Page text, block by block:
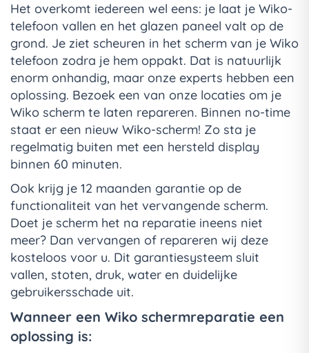
Het overkomt iedereen wel eens: je laat je Wiko-
telefoon vallen en het glazen paneel valt op de
grond. Je ziet scheuren in het scherm van je Wiko
telefoon zodra je hem oppakt. Dat is natuurlijk
enorm onhandig, maar onze experts hebben een
oplossing. Bezoek een van onze locaties om je
Wiko scherm te laten repareren. Binnen no-time
staat er een nieuw Wiko-scherm! Zo sta je
regelmatig buiten met een hersteld display
binnen 60 minuten.
Ook krijg je 12 maanden garantie op de
functionaliteit van het vervangende scherm.
Doet je scherm het na reparatie ineens niet
meer? Dan vervangen of repareren wij deze
kosteloos voor u. Dit garantiesysteem sluit
vallen, stoten, druk, water en duidelijke
gebruikersschade uit.
Wanneer een Wiko schermreparatie een
oplossing is: